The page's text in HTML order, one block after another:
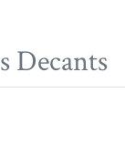
Decants